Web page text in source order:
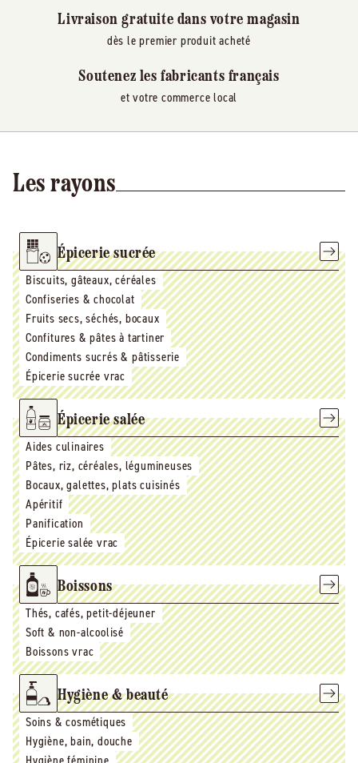
Livraison gratuite dans votre magasin
dès le premier produit acheté
Soutenez les fabricants français
et votre commerce local
Les rayons
Épicerie sucrée
Biscuits, gâteaux, céréales
Confiseries & chocolat
Fruits secs, séchés, bocaux
Confitures & pâtes à tartiner
Condiments sucrés & pâtisserie
Épicerie sucrée vrac
Épicerie salée
Aides culinaires
Pâtes, riz, céréales, légumineuses
Bocaux, galettes, plats cuisinés
Apéritif
Panification
Épicerie salée vrac
Boissons
Thés, cafés, petit-déjeuner
Soft & non-alcoolisé
Boissons vrac
Hygiène & beauté
Soins & cosmétiques
Hygiène, bain, douche